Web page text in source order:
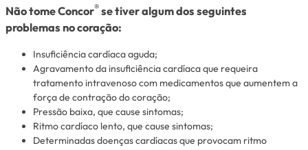
Não tome Concor®se tiver algum dos seguintes
problemas no coração:
Insuficiência cardíaca aguda;
Agravamento da insuficiência cardíaca que requeira
tratamento intravenoso com medicamentos que aumentem a
força de contração do coração;
Pressão baixa, que cause sintomas;
Ritmo cardíaco lento, que cause sintomas;
Determinadas doenças cardíacas que provocam ritmo